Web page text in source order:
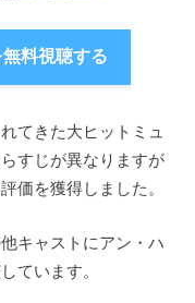
料視聴する
てきた大ヒットミュ
すじが異なりますが
価を獲得しました。
キャストにアン・ハ
ています。